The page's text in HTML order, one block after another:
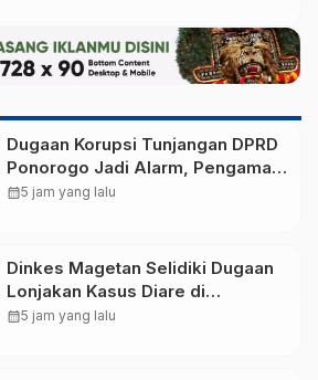
Dugaan Korupsi Tunjangan DPRD
Ponorogo Jadi Alarm, Pengamat
Minta Magetan Perkuat Tata
calendar_month5 jam yang lalu
Dinkes Magetan Selidiki Dugaan
Lonjakan Kasus Diare di
Lembeyan, Lakukan Penyelidikan
calendar_month5 jam yang lalu